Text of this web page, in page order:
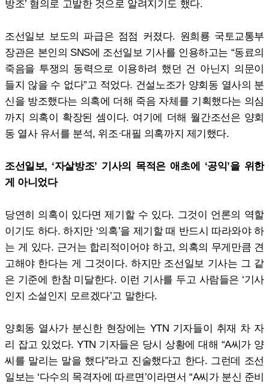
방조’ 혐의로 고발한 것으로 알려지기도 했다.
조선일보 보도의 파급은 점점 커졌다. 원희룡 국토교통부
장관은 본인의 SNS에 조선일보 기사를 인용하고는 “동료의
죽음을 투쟁의 동력으로 이용하려 했던 건 아닌지 의문이
들지 않을 수 없다”고 적었다. 건설노조가 양회동 열사의 분
신을 방조했다는 의혹에 더해 죽음 자체를 기획했다는 의심
까지 의혹이 확장된 셈이다. 여기에 더해 월간조선은 양회
동 열사 유서를 분석, 위조·대필 의혹까지 제기했다.
조선일보, ‘자살방조’ 기사의 목적은 애초에 ‘공익’을 위한
게 아니었다
당연히 의혹이 있다면 제기할 수 있다. 그것이 언론의 역할
이기도 하다. 하지만 ‘의혹’을 제기할 때 반드시 따라와야 하
는 게 있다. 근거는 합리적이어야 하고, 의혹의 무게만큼 견
고해야 한다는 게 그것이다. 하지만 조선일보 기사는 그 같
은 기준에 한참 미달한다. 이런 기사를 두고 사람들은 ‘기사
인지 소설인지 모르겠다’고 말한다.
양회동 열사가 분신한 현장에는 YTN 기자들이 취재 차 자
리 잡고 있었다. YTN 기자들은 당시 상황에 대해 “A씨가 양
씨를 말리는 말을 했다”라고 진술했다고 한다. 그런데 조선
일보는 ‘다수의 목격자에 따르면’이라면서 “A씨가 분신 준비